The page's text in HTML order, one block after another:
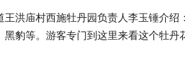
王洪庙村西施牡丹园负责人李玉锤介
黑豹等。游客专门到这里来看这个牡丹